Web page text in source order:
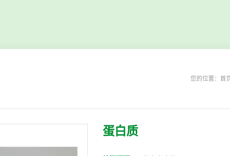
您的位置： 首
蛋白质